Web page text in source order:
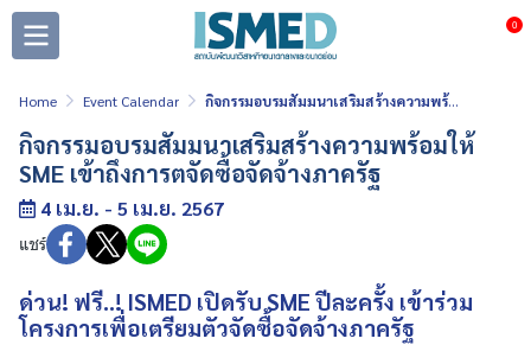
0
Home Event Calendar กิจกรรมอบรมสัมมนาเสริมสร้างความพร้อมให้ SME เข้าถึงการตจัดซื้อจัดจ้างภาครัฐ
กิจกรรมอบรมสัมมนาเสริมสร้างความพร้อมให้
SME เข้าถึงการตจัดซื้อจัดจ้างภาครัฐ
4 เม.ย. - 5 เม.ย. 2567
แชร์
ด่วน! ฟรี..! ISMED เปิดรับ SME ปีละครั้ง เข้าร่วม
โครงการเพื่อเตรียมตัวจัดซื้อจัดจ้างภาครัฐ